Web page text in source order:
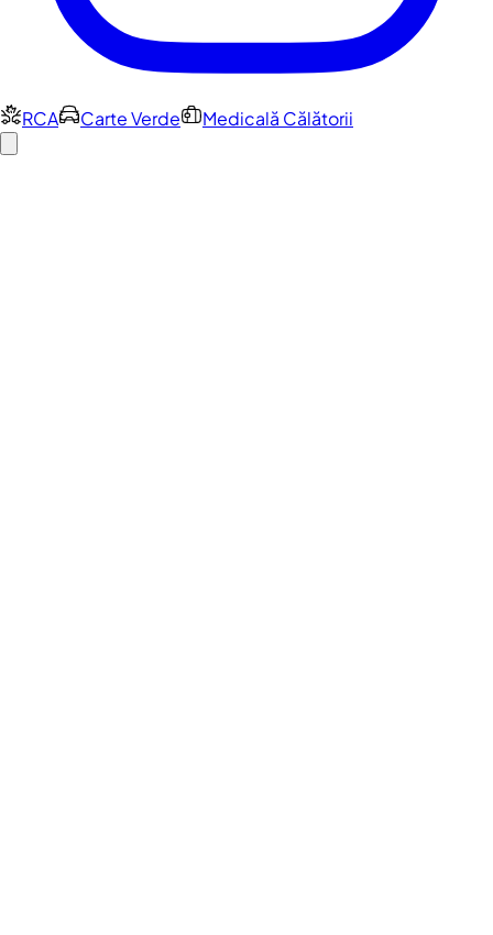
RCA Carte Verde Medicală Călătorii